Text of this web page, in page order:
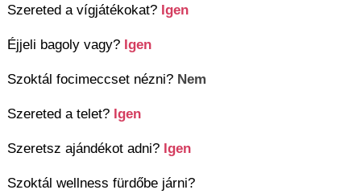
Szereted a vígjátékokat? Igen
Éjjeli bagoly vagy? Igen
Szoktál focimeccset nézni? Nem
Szereted a telet? Igen
Szeretsz ajándékot adni? Igen
Szoktál wellness fürdőbe járni?